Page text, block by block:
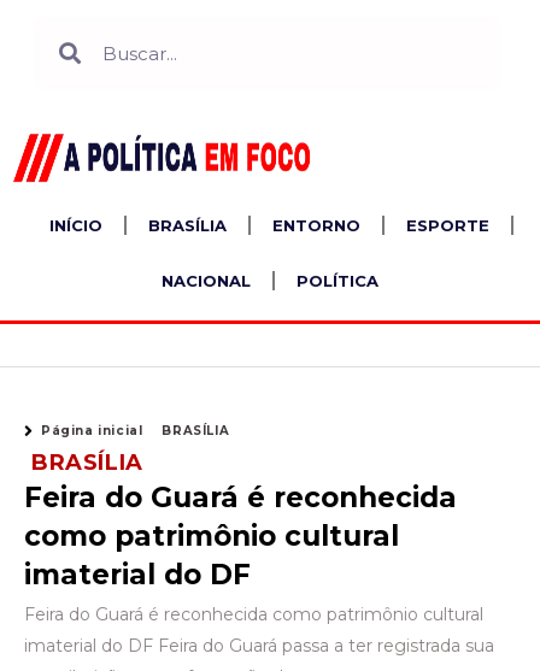
INÍCIO BRASÍLIA ENTORNO ESPORTE
NACIONAL POLÍTICA
Página inicial BRASÍLIA
BRASÍLIA
Feira do Guará é reconhecida
como patrimônio cultural
imaterial do DF
Feira do Guará é reconhecida como patrimônio cultural
imaterial do DF Feira do Guará passa a ter registrada sua